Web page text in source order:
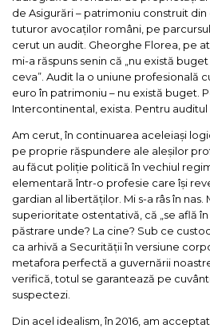
de Asigurări – patrimoniu construit
tuturor avocaților români, pe
cerut un audit. Gheorghe Florea, pe
mi-a răspuns senin că „nu există
ceva”. Audit la o uniune profesională
euro în patrimoniu – nu există buget.
Intercontinental, exista. Pentru auditul
Am cerut, în continuarea aceleiași
pe proprie răspundere ale aleșilor
au făcut poliție politică în vechiul
elementară într-o profesie care își
gardian al libertăților. Mi s-a râs în nas.
superioritate ostentativă, că „se află în
păstrare unde? La cine? Sub ce
ca arhivă a Securității în versiune
metafora perfectă a guvernării
verifică, totul se garantează pe
suspectezi.
Din acel idealism, în 2016, am